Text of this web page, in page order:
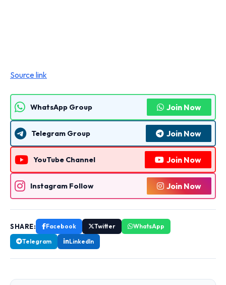
Source link
WhatsApp Group Join Now
Telegram Group Join Now
YouTube Channel Join Now
Instagram Follow Join Now
SHARE: Facebook Twitter
WhatsApp
Telegram
LinkedIn